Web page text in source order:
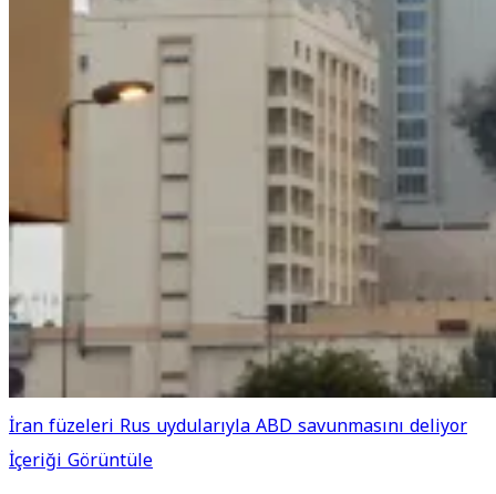
İran füzeleri Rus uydularıyla ABD savunmasını deliyor
İçeriği Görüntüle